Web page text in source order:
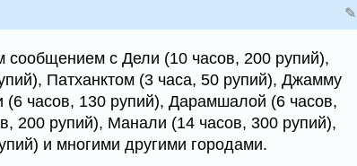
✎
сообщением с Дели (10 часов, 200 рупий),
Патханктом (3 часа, 50 рупий), Джамму
(6 часов, 130 рупий), Дарамшалой (6 часов,
200 рупий), Манали (14 часов, 300 рупий),
и многими другими городами.